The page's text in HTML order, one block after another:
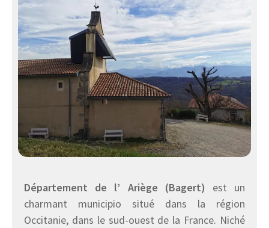
Département de l’ Ariège (Bagert) est un
charmant municipio situé dans la région
Occitanie, dans le sud-ouest de la France. Niché